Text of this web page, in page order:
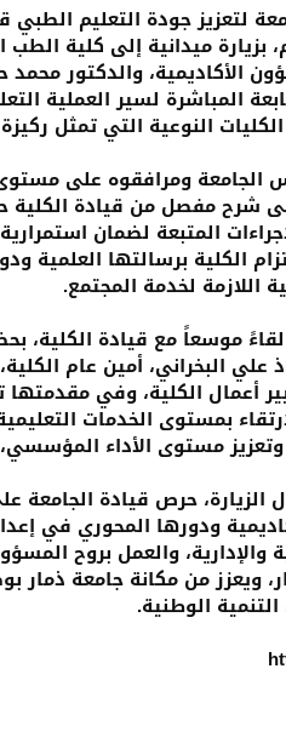
لتعزيز جودة التعليم
بزيارة ميدانية إلى كلية
الأكاديمية، والدكتور
المباشرة لسير العملية
النوعية التي تمثل
الجامعة ومرافقوه على
شرح مفصل من قيادة الكلية
المتبعة لضمان
الكلية برسالتها العلمية
اللازمة لخدمة المجتمع.
موسعاً مع قيادة الكلية،
علي البخراني، أمين عام
أعمال الكلية، وفي مقدمتها
بمستوى الخدمات
مستوى الأداء
الزيارة، حرص قيادة الجامعة
ودورها المحوري في
والإدارية، والعمل بروح
ويعزز من مكانة جامعة
الوطنية.